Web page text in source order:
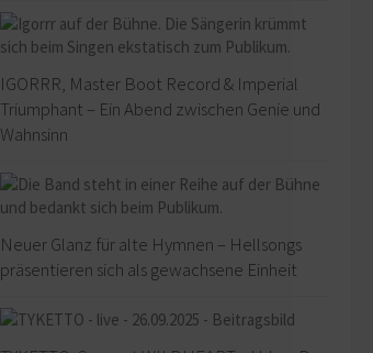
IGORRR, Master Boot Record & Imperial
Triumphant – Ein Abend zwischen Genie und
Wahnsinn
Neuer Glanz für alte Hymnen – Hellsongs
präsentieren sich als gewachsene Einheit